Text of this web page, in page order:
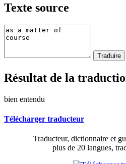
Texte source
Résultat de la
bien entendu
Télécharger traducteur
Traducteur, dictionnaire et
plus de 20 langues,